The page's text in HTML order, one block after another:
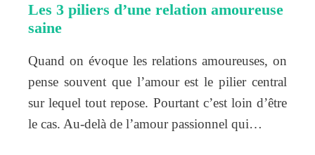
Les 3 piliers d’une relation amoureuse
saine
Quand on évoque les relations amoureuses, on
pense souvent que l’amour est le pilier central
sur lequel tout repose. Pourtant c’est loin d’être
le cas. Au-delà de l’amour passionnel qui…